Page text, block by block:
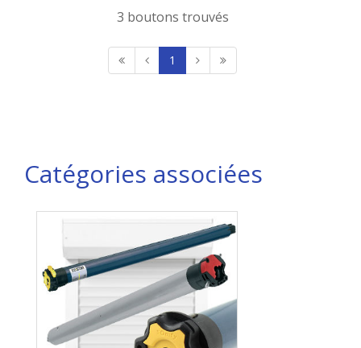
3 boutons trouvés
1
Catégories associées